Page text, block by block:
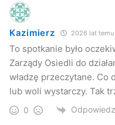
Kazimierz 2026 lat temu
To spotkanie było
Zarządy Osiedli do
władzę przeczytane. Co
lub woli wystarczy. Tak
0 Odpowiedz